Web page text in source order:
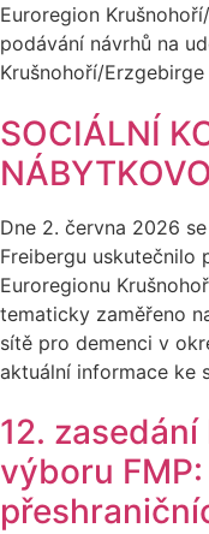
Euroregion
podávání návrhů na
Krušnohoří/
SOCIÁLNÍ
Dne 2. června 2026
Freibergu uskutečnilo
Euroregionu
tematicky zaměřeno
sítě pro demenci v
aktuální informace ke
12.
výboru